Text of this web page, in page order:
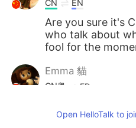
CN EN
Are you sure it's
who talk about
fool for the
Emma 貓
CN粤 FR
Open HelloTalk to